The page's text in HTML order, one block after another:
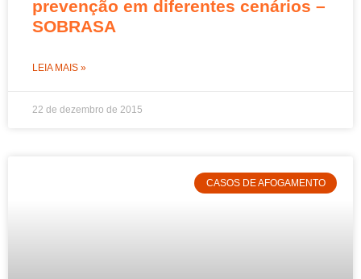
prevenção em diferentes cenários –
SOBRASA
LEIA MAIS »
22 de dezembro de 2015
CASOS DE AFOGAMENTO